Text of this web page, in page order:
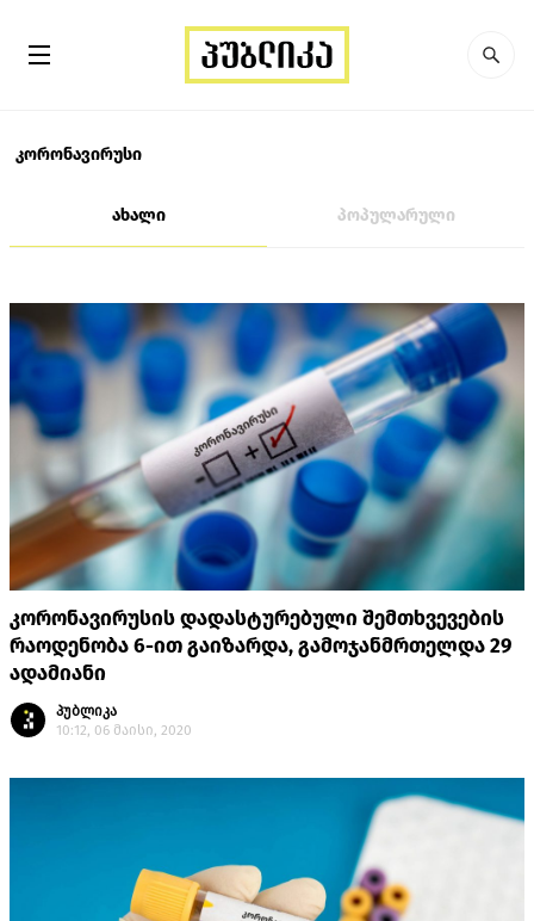
კორონავირუსი
ახალი პოპულარული
კორონავირუსის დადასტურებული შემთხვევების
რაოდენობა 6-ით გაიზარდა, გამოჯანმრთელდა 29
ადამიანი
პუბლიკა
10:12, 06 მაისი, 2020